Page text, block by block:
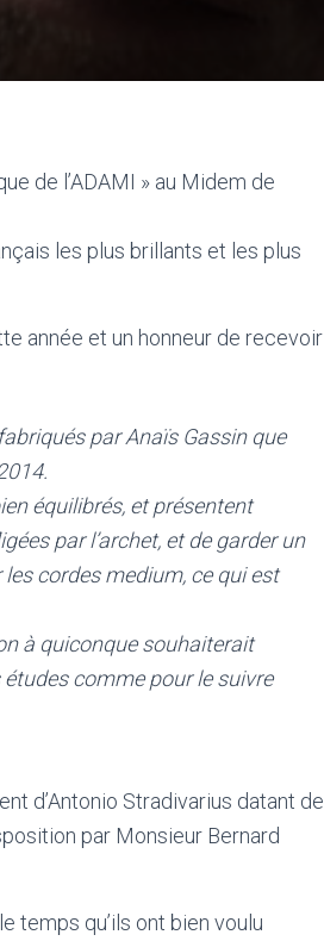
de l’ADAMI » au Midem de
les plus brillants et les plus
année et un honneur de recevoir
par Anaïs Gassin que
équilibrés, et présentent
par l’archet, et de garder un
cordes medium, ce qui est
à quiconque souhaiterait
comme pour le suivre
d’Antonio Stradivarius datant de
par Monsieur Bernard
temps qu’ils ont bien voulu